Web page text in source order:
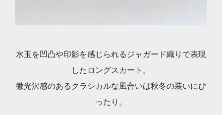
水玉を凹凸や印影を感じられるジャガード織りで表現
したロングスカート。
微光沢感のあるクラシカルな風合いは秋冬の装いにぴ
ったり。